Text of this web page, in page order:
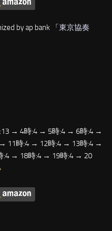
by ap bank 「東京協奏
→ 4時:4 → 5時:4 → 6時:4 →
11時:4 → 12時:4 → 13時:4 →
:4 → 18時:4 → 19時:4 → 20